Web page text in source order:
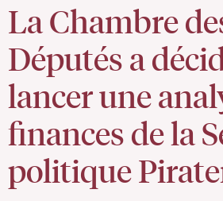
La Chambre
Députés a
lancer une
finances de la
politique